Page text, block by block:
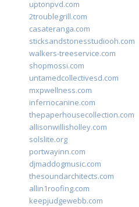
uptonpvd.com
2troublegrill.com
casateranga.com
sticksandstonesstudiooh.com
walkers-treeservice.com
shopmossi.com
untamedcollectivesd.com
mxpwellness.com
infernocanine.com
thepaperhousecollection.com
allisonwillisholley.com
solslite.org
portwayinn.com
djmaddogmusic.com
thesoundarchitects.com
allin1roofing.com
keepjudgewebb.com